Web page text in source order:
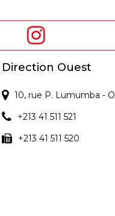
Direction Ouest
10, rue P. Lumumba -
+213 41 511 521
+213 41 511 520